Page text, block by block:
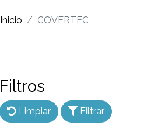
Inicio COVERTEC
Filtros
Limpiar Filtrar